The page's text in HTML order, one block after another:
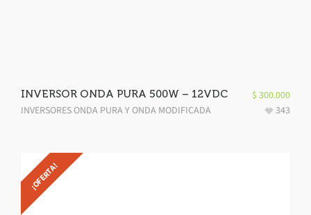
INVERSOR ONDA PURA 500W – 12VDC
INVERSORES ONDA PURA Y ONDA MODIFICADA
$ 300.000
343
¡OFERTA!